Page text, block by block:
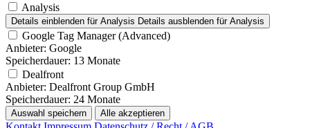
Analysis
Details einblenden für Analysis Details ausblenden für Analysis
Google Tag Manager (Advanced)
Anbieter: Google
Speicherdauer: 13 Monate
Dealfront
Anbieter: Dealfront Group GmbH
Speicherdauer: 24 Monate
Auswahl speichern Alle akzeptieren